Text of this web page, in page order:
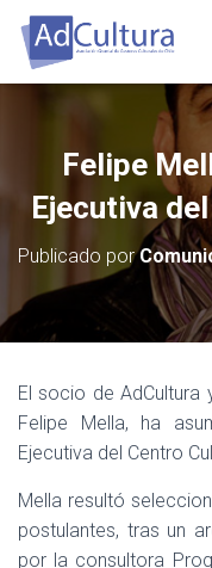
Felipe
Ejecutiva
Publicado por
El socio de
Felipe Mella, ha
Ejecutiva del Centro
Mella resultó
postulantes, tras un
por la consultora